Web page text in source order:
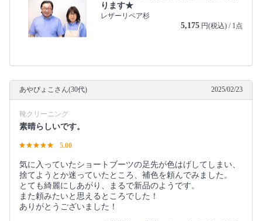
ります★
レザーリペア杉
5,175 円(税込) / 1点
あやぴょこさん(30代) 2025/02/23
靴クリーニング
素晴らしいです。
5.00
気に入っていたショートブーツの足先が色はげしてしまい、
捨てようとか迷っていたところ、補色を頼んでみました。
とても綺麗にしあがり、まるで新品のようです。
また頼みたいと思えるところでした！
ありがとうございました！